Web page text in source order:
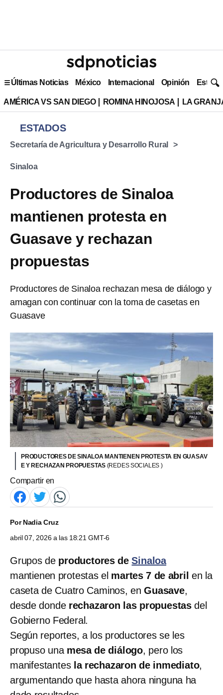
Últimas Noticias México Internacional Opinión Estilo
AMÉRICA VS SAN DIEGO ROMINA HINOJOSA LA
ESTADOS
Secretaría de Agricultura y Desarrollo Rural
Sinaloa
Productores de Sinaloa
mantienen protesta en
Guasave y rechazan
propuestas
Productores de Sinaloa rechazan mesa de diálogo y
amagan con continuar con la toma de casetas en
Guasave
PRODUCTORES DE SINALOA MANTIENEN PROTESTA EN GUASAV
E Y RECHAZAN PROPUESTAS (REDES SOCIALES )
Compartir en
PorNadia Cruz
abril 07, 2026 a las 18:21 GMT-6
Grupos deproductores deSinaloa
mantienen protestas el martes 7 de abrilen la
caseta de Cuatro Caminos, enGuasave,
desde donderechazaron las propuestasdel
Gobierno Federal.
Según reportes, a los productores se les
propuso unamesa de diálogo, pero los
manifestantesla rechazaron de inmediato,
argumentando que hasta ahora ninguna ha